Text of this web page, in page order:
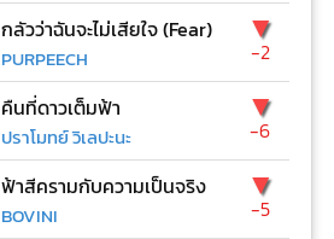
กลัวว่าฉันจะไม่เสียใจ (Fear)
PURPEECH
▼
-2
คืนที่ดาวเต็มฟ้า
ปราโมทย์ วิเลปะนะ
▼
-6
ฟ้าสีครามกับความเป็นจริง
BOVINI
▼
-5